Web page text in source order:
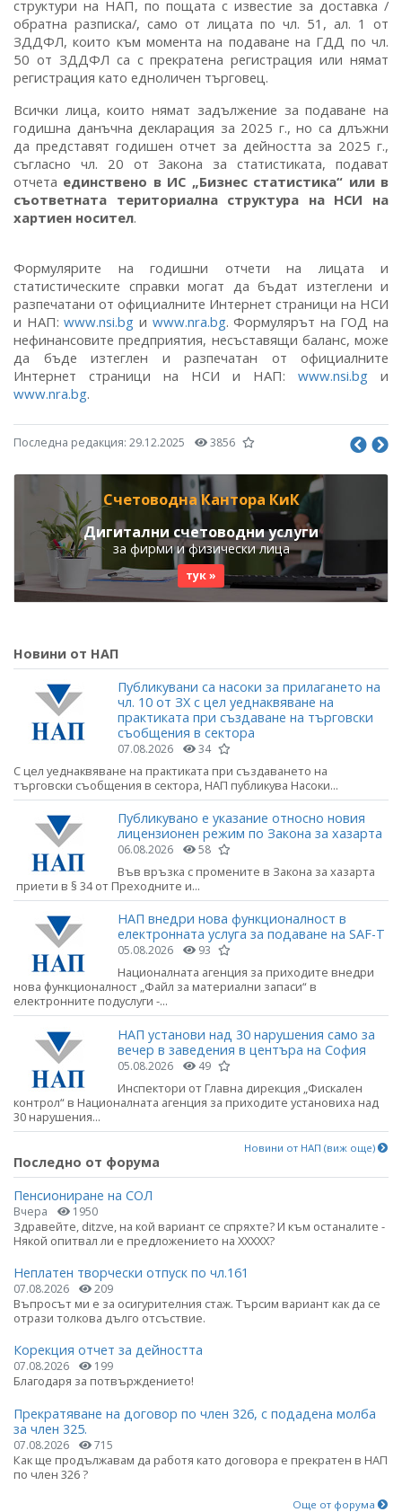
структури на НАП, по пощата с известие за доставка /
обратна разписка/, само от лицата по чл. 51, ал. 1 от
ЗДДФЛ, които към момента на подаване на ГДД по чл.
50 от ЗДДФЛ са с прекратена регистрация или нямат
регистрация като едноличен търговец.
Всички лица, които нямат задължение за подаване на
годишна данъчна декларация за 2025 г., но са длъжни
да представят годишен отчет за дейността за 2025 г.,
съгласно чл. 20 от Закона за статистиката, подават
отчета единствено в ИС „Бизнес статистика“ или в
съответната териториална структура на НСИ на
хартиен носител.
Формулярите на годишни отчети на лицата и
статистическите справки могат да бъдат изтеглени и
разпечатани от официалните Интернет страници на НСИ
и НАП:www.nsi.bg и www.nra.bg. Формулярът на ГОД на
нефинансовите предприятия, несъставящи баланс, може
да бъде изтеглен и разпечатан от официалните
Интернет страници на НСИ и НАП: www.nsi.bg и
www.nra.bg.
Последна редакция: 29.12.2025 3856
Счетоводна Кантора КиК
Дигитални счетоводни услуги
за фирми и физически лица
тук »
Новини от НАП
Публикувани са насоки за прилагането на
чл. 10 от ЗХ с цел уеднаквяване на
практиката при създаване на търговски
съобщения в сектора
07.08.2026 34
С цел уеднаквяване на практиката при създаването на
търговски съобщения в сектора, НАП публикува Насоки...
Публикувано е указание относно новия
лицензионен режим по Закона за хазарта
06.08.2026 58
Във връзка с промените в Закона за хазарта
приети в § 34 от Преходните и...
НАП внедри нова функционалност в
електронната услуга за подаване на SAF-T
05.08.2026 93
Националната агенция за приходите внедри
нова функционалност „Файл за материални запаси“ в
електронните подуслуги -...
НАП установи над 30 нарушения само за
вечер в заведения в центъра на София
05.08.2026 49
Инспектори от Главна дирекция „Фискален
контрол“ в Националната агенция за приходите установиха над
30 нарушения...
Новини от НАП (виж още)
Последно от форума
Пенсиониране на СОЛ
Вчера 1950
Здравейте, ditzve, на кой вариант се спряхте? И към останалите -
Някой опитвал ли е предложението на ХХХХХ?
Неплатен творчески отпуск по чл.161
07.08.2026 209
Въпросът ми е за осигурителния стаж. Търсим вариант как да се
отрази толкова дълго отсъствие.
Корекция отчет за дейността
07.08.2026 199
Благодаря за потвърждението!
Прекратяване на договор по член 326, с подадена молба
за член 325.
07.08.2026 715
Как ще продължавам да работя като договора е прекратен в НАП
по член 326 ?
Още от форума